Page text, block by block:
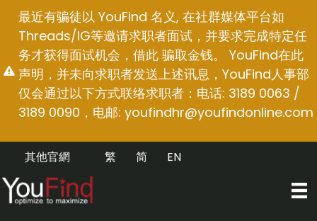
最近有骗徒以 YouFind 名义, 在社群媒体平台如
Threads/IG等邀请求职者面试，并要求完成特定任
务才获得面试机会，借此 骗取金钱。 YouFind在此
声明，并未向求职者发送上述讯息，YouFind人事部
仅会通过以下方式联络求职者：电话: 3189 0063 /
3189 0090，电邮: youfindhr@youfindonline.com
其他官網 EN
简
繁